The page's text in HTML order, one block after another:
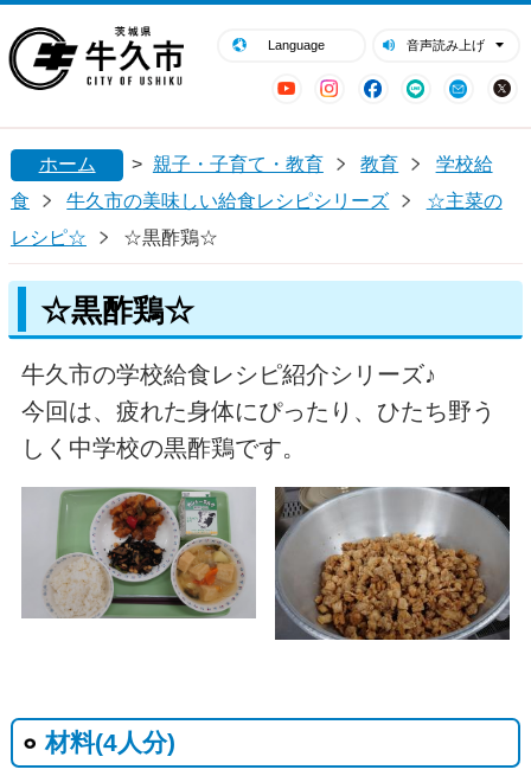
Language 音声読み上げ
YouTubeInstagram
Facebook
LINE Mail
閉じる
ホーム > 親子・子育て・教育 教育
学校給
食
牛久市の美味しい給食レシピシリーズ
☆主菜の
レシピ☆
☆黒酢鶏☆
☆黒酢鶏☆
牛久市の学校給食レシピ紹介シリーズ♪
今回は、疲れた身体にぴったり、ひたち野う
しく中学校の黒酢鶏です。
材料(4人分)